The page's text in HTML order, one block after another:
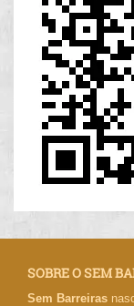
SOBRE O SEM
Sem Barreiras